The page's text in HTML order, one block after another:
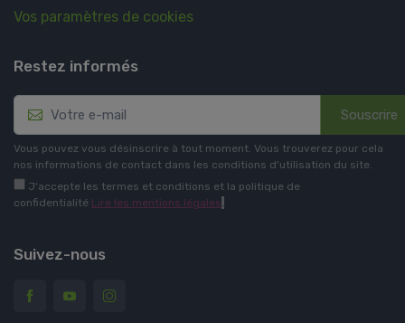
Vos paramètres de cookies
Restez informés
Souscrire
Vous pouvez vous désinscrire à tout moment. Vous trouverez pour cela
nos informations de contact dans les conditions d'utilisation du site.
J'accepte les termes et conditions et la politique de
confidentialité Lire les mentions légales.
Suivez-nous